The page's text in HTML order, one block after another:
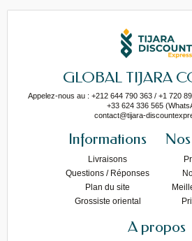
GLOBAL TIJARA
Appelez-nous au : +212 644 790 363 / +1 720
+33 624 336 565
contact@tijara-
Informations
Livraisons
Questions / Réponses
Plan du site
Grossiste oriental
A propos